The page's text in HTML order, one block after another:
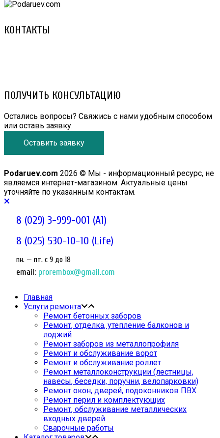
КОНТАКТЫ
ПОЛУЧИТЬ КОНСУЛЬТАЦИЮ
Остались вопросы? Свяжись с нами удобным способом
или оставь заявку.
Оставить заявку
Podaruev.com 2026 © Мы - информационный ресурс, не
являемся интернет-магазином. Актуальные цены
уточняйте по указанным контактам.
8 (029) 3-999-001 (A1)
8 (025) 530-10-10 (Life)
пн. — пт. c 9 до 18
email: prorembox@gmail.com
Главная
Услуги ремонта
Ремонт бетонных заборов
Ремонт, отделка, утепление балконов и
лоджий
Ремонт заборов из металлопрофиля
Ремонт и обслуживание ворот
Ремонт и обслуживание роллет
Ремонт металлоконструкции (лестницы,
навесы, беседки, поручни, велопарковки)
Ремонт окон, дверей, подоконников ПВХ
Ремонт перил и комплектующих
Ремонт, обслуживание металлических
входных дверей
Сварочные работы